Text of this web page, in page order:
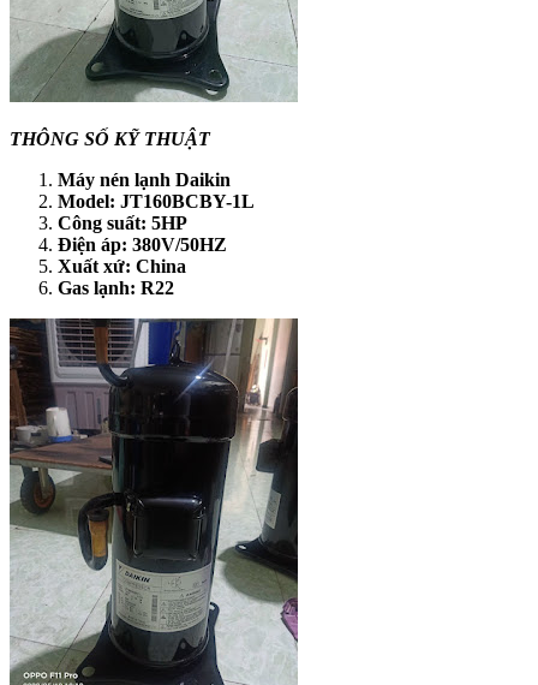
THÔNG SỐ KỸ THUẬT
Máy nén lạnh Daikin
Model: JT160BCBY-1L
Công suất: 5HP
Điện áp: 380V/50HZ
Xuất xứ: China
Gas lạnh: R22